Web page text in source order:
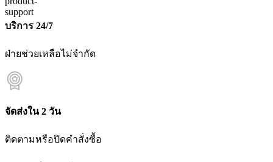
บริการ 24/7
ฝ่ายช่วยเหลือไม่จำกัด
จัดส่งใน 2 วัน
ติดตามหรือปิดคำสั่งซื้อ